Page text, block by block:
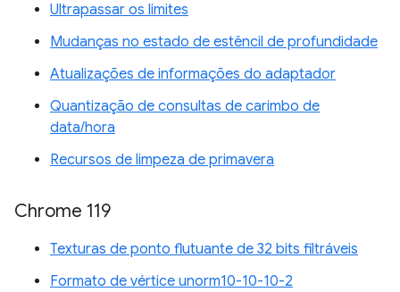
Ultrapassar os limites
Mudanças no estado de estêncil de profundidade
Atualizações de informações do adaptador
Quantização de consultas de carimbo de
data/hora
Recursos de limpeza de primavera
Chrome 119
Texturas de ponto flutuante de 32 bits filtráveis
Formato de vértice unorm10-10-10-2